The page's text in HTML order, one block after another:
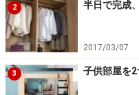
【匿名で優良会社にリフォ
ホームプロでリフォーム会社
2 半日で完成
2017/03/07
3 子供部屋を